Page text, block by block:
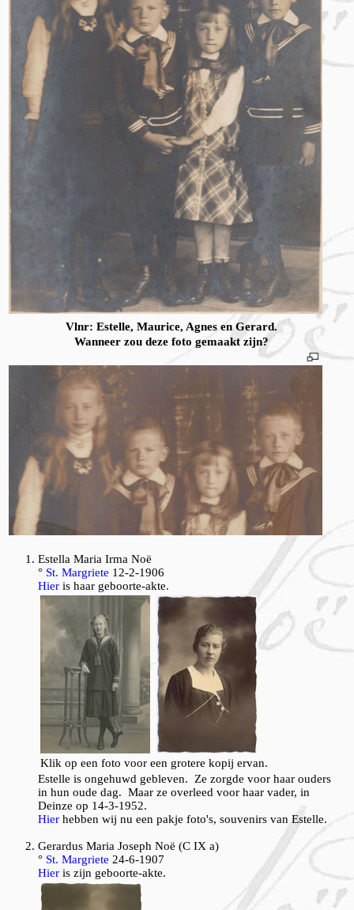
Vlnr: Estelle, Maurice, Agnes en Gerard.
Wanneer zou deze foto gemaakt zijn?
Estella Maria Irma Noë
° St. Margriete 12-2-1906
Hier is haar geboorte-akte.
Klik op een foto voor een grotere kopij ervan.
Estelle is ongehuwd gebleven. Ze zorgde voor haar ouders
in hun oude dag. Maar ze overleed voor haar vader, in
Deinze op 14-3-1952.
Hier hebben wij nu een pakje foto's, souvenirs van Estelle.
Gerardus Maria Joseph Noë (C IX a)
° St. Margriete 24-6-1907
Hier is zijn geboorte-akte.